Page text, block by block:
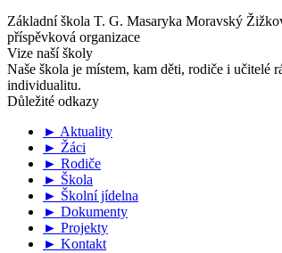
Základní škola T. G. Masaryka Moravský
příspěvková organizace
Vize naší školy
Naše škola je místem, kam děti, rodiče i učitelé
individualitu.
Důležité odkazy
► Aktuality
► Žáci
► Rodiče
► Škola
► Školní jídelna
► Dokumenty
► Projekty
► Kontakt